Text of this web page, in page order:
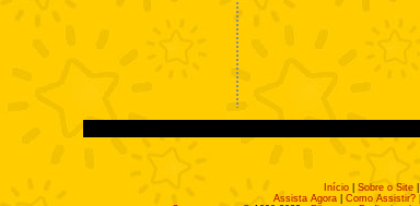
Início Sobre o Site
Assista Agora| Como Assistir?|